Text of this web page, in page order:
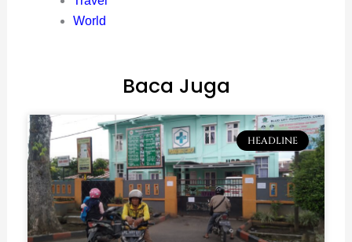
World
Baca Juga
HEADLINE